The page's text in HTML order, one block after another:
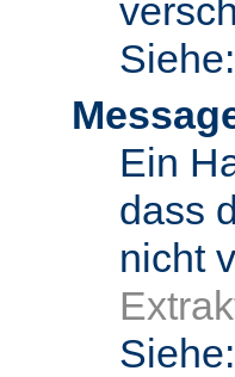
Siehe:
Ein
dass
nicht
Siehe: